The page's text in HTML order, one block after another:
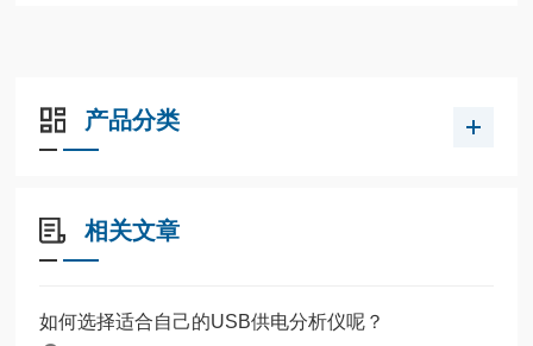
产品分类
相关文章
如何选择适合自己的USB供电分析仪呢？